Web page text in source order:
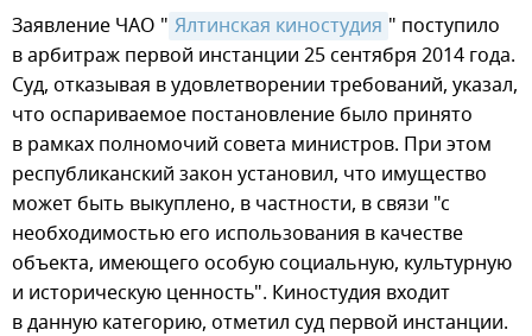
Заявление ЧАО " Ялтинская киностудия " поступило
в арбитраж первой инстанции 25 сентября 2014 года.
Суд, отказывая в удовлетворении требований, указал,
что оспариваемое постановление было принято
в рамках полномочий совета министров. При этом
республиканский закон установил, что имущество
может быть выкуплено, в частности, в связи "с
необходимостью его использования в качестве
объекта, имеющего особую социальную, культурную
и историческую ценность". Киностудия входит
в данную категорию, отметил суд первой инстанции.